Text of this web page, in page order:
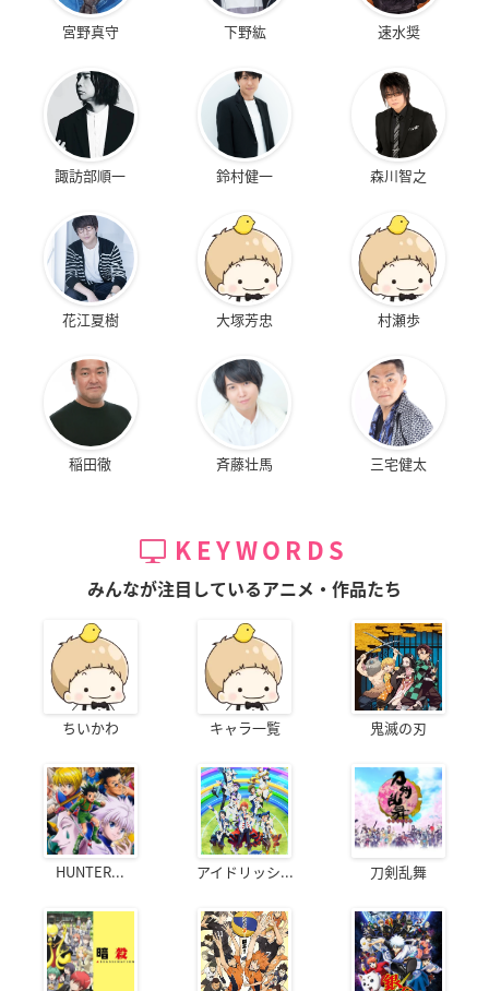
宮野真守 下野紘 速水奨
諏訪部順一 鈴村健一 森川智之
花江夏樹 大塚芳忠 村瀬歩
稲田徹 斉藤壮馬 三宅健太
KEYWORDS
みんなが注目しているアニメ・作品たち
ちいかわ キャラ一覧 鬼滅の刃
HUNTER... アイドリッシ... 刀剣乱舞